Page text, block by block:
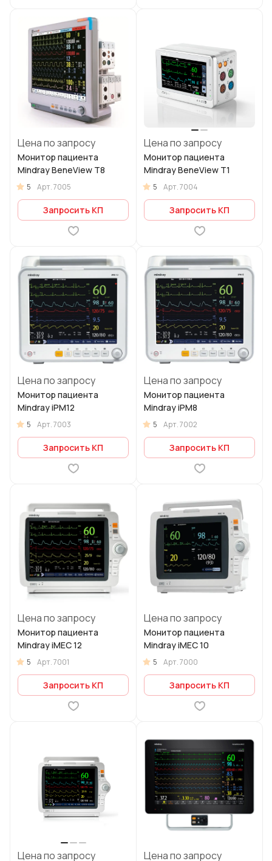
Цена по запросу
Монитор пациента
Mindray BeneView T8
5 Арт.7005
Запросить КП
Цена по запросу
Монитор пациента
Mindray BeneView T1
5 Арт.7004
Запросить КП
Цена по запросу
Монитор пациента
Mindray iPM12
5 Арт.7003
Запросить КП
Цена по запросу
Монитор пациента
Mindray iPM8
5 Арт.7002
Запросить КП
Цена по запросу
Монитор пациента
Mindray iMEC 12
5 Арт.7001
Запросить КП
Цена по запросу
Монитор пациента
Mindray iMEC 10
5 Арт.7000
Запросить КП
Цена по запросу Цена по запросу